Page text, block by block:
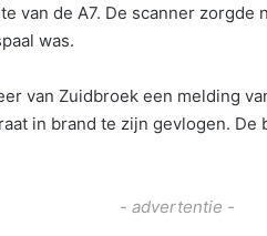
van de A7. De scanner
was.
van Zuidbroek een melding
in brand te zijn gevlogen.
- advertentie -